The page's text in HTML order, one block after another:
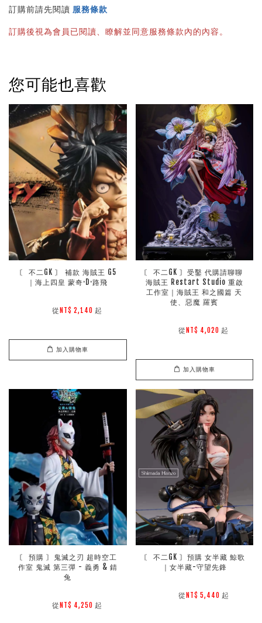
訂購前請先閱讀 服務條款
訂購後視為會員已閱讀、瞭解並同意服務條款內的內容。
您可能也喜歡
〘 不二GK 〙 補款 海賊王 G5
｜海上四皇 蒙奇·D·路飛
        從
NT$ 2,140 起
加入購物車
〘 不二GK 〙受鑿 代購請聊聊
海賊王 Restart Studio 重啟
工作室｜海賊王 和之國篇 天
使、惡魔 羅賓
        從
NT$ 4,020 起
加入購物車
〘 預購 〙鬼滅之刃 超時空工
作室 鬼滅 第三彈 - 義勇 & 錆
兔
        從
NT$ 4,250 起
〘 不二GK 〙預購 女半藏 鯨歌
｜女半藏-守望先鋒
        從
NT$ 5,440 起